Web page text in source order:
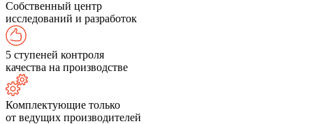
Собственный центр
исследований и разработок
5 ступеней контроля
качества на производстве
Комплектующие только
от ведущих производителей